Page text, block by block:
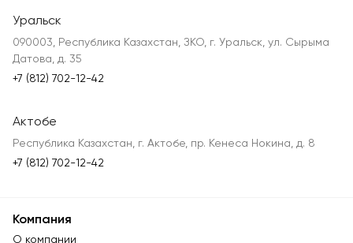
Уральск
090003, Республика Казахстан, ЗКО, г. Уральск, ул. Сырыма
Датова, д. 35
+7 (812) 702-12-42
Актобе
Республика Казахстан, г. Актобе, пр. Кенеса Нокина, д. 8
+7 (812) 702-12-42
Компания
О компании